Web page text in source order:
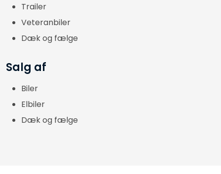
Trailer
Veteranbiler
Dæk og fælge
Salg af
Biler
Elbiler
Dæk og fælge